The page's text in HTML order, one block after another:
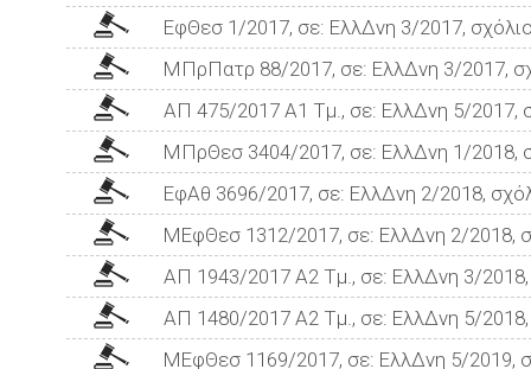
ΕφΘεσ 1/2017, σε: ΕλλΔνη 3/2017,
ΜΠρΠατρ 88/2017, σε: ΕλλΔνη 3/2017,
ΑΠ 475/2017 Α1 Τμ., σε: ΕλλΔνη 5/2017,
ΜΠρΘεσ 3404/2017, σε: ΕλλΔνη 1/2018,
ΕφΑθ 3696/2017, σε: ΕλλΔνη 2/2018,
ΜΕφΘεσ 1312/2017, σε: ΕλλΔνη 2/2018,
ΑΠ 1943/2017 Α2 Τμ., σε: ΕλλΔνη 3/
ΑΠ 1480/2017 Α2 Τμ., σε: ΕλλΔνη 5/
ΜΕφΘεσ 1169/2017, σε: ΕλλΔνη 5/2019,